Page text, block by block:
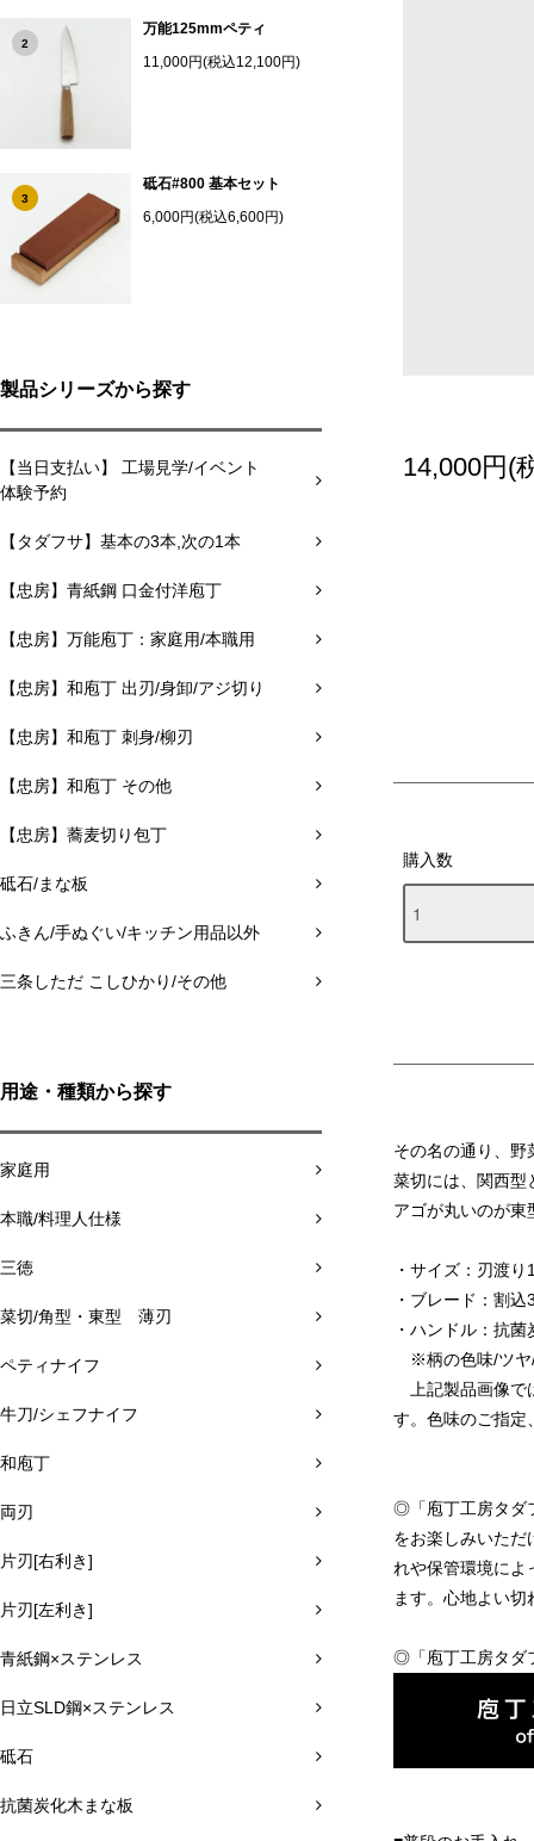
2
万能125mmペティ
11,000円(税込12,100円)
3
砥石#800 基本セット
6,000円(税込6,600円)
製品シリーズから探す
【当日支払い】 工場見学/イベント
体験予約
【タダフサ】基本の3本,次の1本
【忠房】青紙鋼 口金付洋庖丁
【忠房】万能庖丁：家庭用/本職用
【忠房】和庖丁 出刃/身卸/アジ切り
【忠房】和庖丁 刺身/柳刃
【忠房】和庖丁 その他
【忠房】蕎麦切り包丁
砥石/まな板
ふきん/手ぬぐい/キッチン用品以外
三条しただ こしひかり/その他
用途・種類から探す
家庭用
本職/料理人仕様
三徳
菜切/角型・東型 薄刃
ペティナイフ
牛刀/シェフナイフ
和庖丁
両刃
片刃[右利き]
片刃[左利き]
青紙鋼×ステンレス
日立SLD鋼×ステンレス
砥石
抗菌炭化木まな板
14,000円(
購入数
その名の通り、野
菜切には、関西型
アゴが丸いのが東
・サイズ：刃渡
・ブレード：割
・ハンドル：
※柄の色味/ツヤ/
上記製品画像で
す。色味のご指定
◎「庖丁工房タダ
をお楽しみいただ
れや保管環境によ
ます。心地よい
◎「庖丁工房タダ